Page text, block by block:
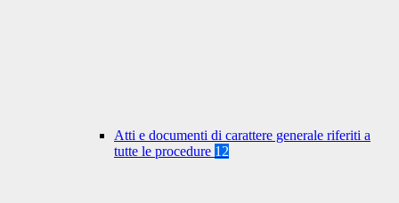
Atti e documenti di carattere generale riferiti a
tutte le procedure 12